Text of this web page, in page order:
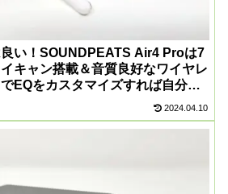
良い！SOUNDPEATS Air4 Proは7
キャン搭載＆音質良好なワイヤレ
EQをカスタマイズすれば自分好
2024.04.10